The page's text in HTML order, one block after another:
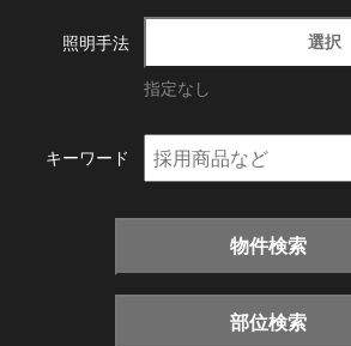
照明手法 選択
指定なし
キーワード
物件検索
部位検索